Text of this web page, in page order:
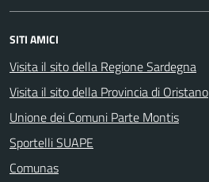
SITI AMICI
Visita il sito della Regione Sardegna
Visita il sito della Provincia di Oristano
Unione dei Comuni Parte Montis
Sportelli SUAPE
Comunas